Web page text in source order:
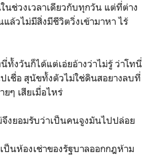
ช่วงเวลาเดียวกับทุกวัน แต่ที่ต่าง
ล้วไม่มีสิ่งมีชีวิตวิ่งเข้ามาหา ไร้
งวันก็ได้แต่เอ่ยอ้างว่าไม่รู้ ว่าโทนี่
เชื่อ สุนัขทั้งตัวไม่ใช่ดินสอยางลบที่
ๆ เสียเมื่อไหร่
งยอมรับว่าเป็นคนจูงมันไปปล่อย
นห้องเช่าของรัฐบาลออกกฎห้าม